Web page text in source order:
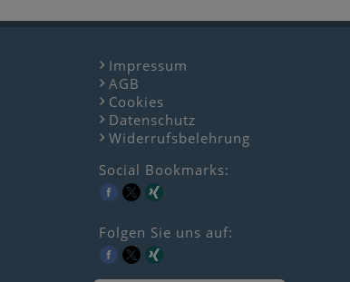
Impressum
AGB
Cookies
Datenschutz
Widerrufsbelehrung
Social Bookmarks:
Folgen Sie uns auf: